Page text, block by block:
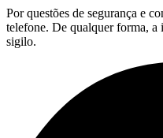
Por questões de segurança e
telefone. De qualquer forma, a
sigilo.